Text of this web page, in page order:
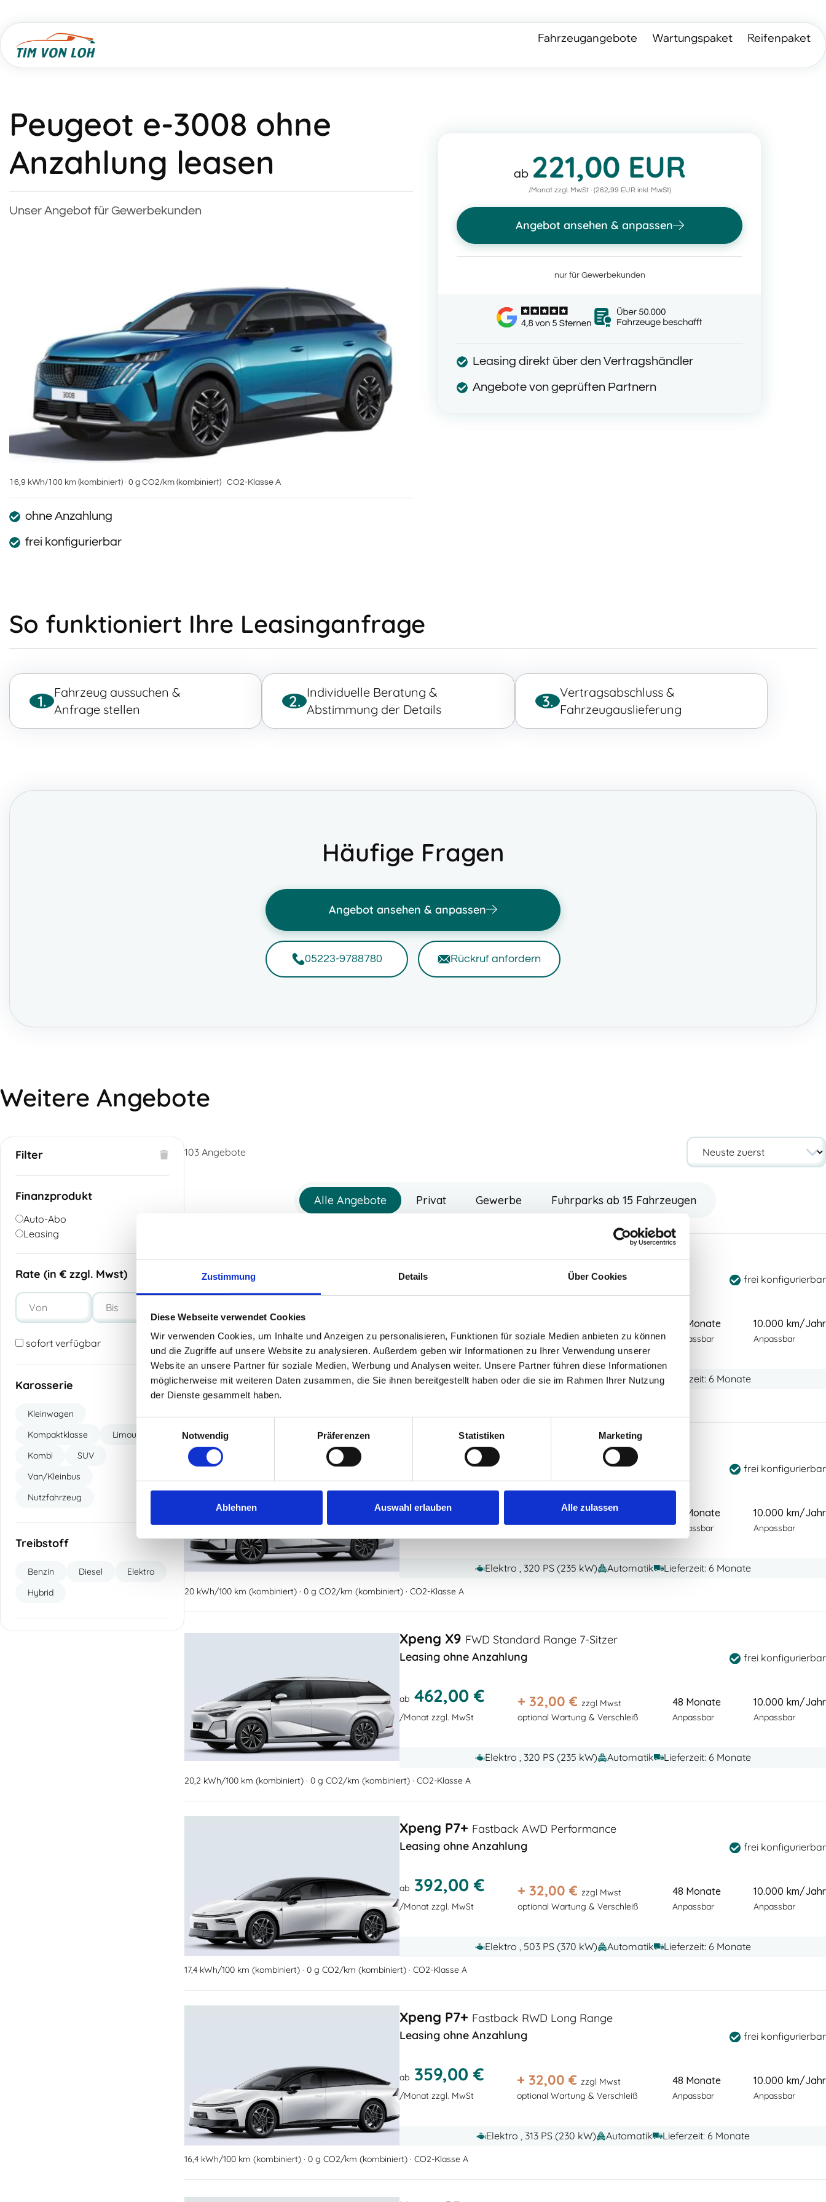
Zustimmung Details Über Cookies
Diese Webseite verwendet Cookies
Wir verwenden Cookies, um Inhalte und Anzeigen zu personalisieren, Funktionen für soziale Medien anbieten zu können
und die Zugriffe auf unsere Website zu analysieren. Außerdem geben wir Informationen zu Ihrer Verwendung unserer
Website an unsere Partner für soziale Medien, Werbung und Analysen weiter. Unsere Partner führen diese Informationen
möglicherweise mit weiteren Daten zusammen, die Sie ihnen bereitgestellt haben oder die sie im Rahmen Ihrer Nutzung
der Dienste gesammelt haben.
Notwendig
Präferenzen Statistiken Marketing
Ablehnen Auswahl erlauben Alle zulassen
Fahrzeugangebote Wartungspaket Reifenpaket
Peugeot e-3008 ohne
Anzahlung leasen
Unser Angebot für Gewerbekunden
ab 221,00 EUR
/Monat zzgl. MwSt · (262,99 EUR inkl. MwSt)
Angebot ansehen & anpassen
nur für Gewerbekunden
Leasing direkt über den Vertragshändler
Angebote von geprüften Partnern
16,9 kWh/100 km (kombiniert) · 0 g CO2/km (kombiniert) · CO2-Klasse A
ohne Anzahlung
frei konfigurierbar
So funktioniert Ihre Leasinganfrage
1. Fahrzeug aussuchen &
Anfrage stellen
2. Individuelle Beratung &
Abstimmung der Details
3. Vertragsabschluss &
Fahrzeugauslieferung
Häufige Fragen
Angebot ansehen & anpassen
05223-9788780 Rückruf anfordern
Weitere Angebote
Filter
Finanzprodukt
Auto-Abo
Leasing
Rate (in € zzgl. Mwst)
sofort verfügbar
Karosserie
Kleinwagen
Kompaktklasse
Limousine
Kombi
SUV
Van/Kleinbus
Nutzfahrzeug
Treibstoff
Benzin Diesel
Elektro
Hybrid
103 Angebote
Alle Angebote Privat Gewerbe Fuhrparks ab 15 Fahrzeugen
Xpeng X9AWD Performance 7-Sitzer
Leasing ohne Anzahlung
frei konfigurierbar
/Monat zzgl. MwSt
optional Wartung & Verschleiß
48 Monate
Anpassbar
10.000 km/Jahr
Anpassbar
Elektro , 503 PS (370 kW) Automatik Lieferzeit: 6 Monate
20 kWh/100 km (kombiniert) · 0 g CO2/km (kombiniert) · CO2-Klasse A
FWD Long Range 7-Sitzer
Leasing ohne Anzahlung
frei konfigurierbar
ab491,00 €
/Monat zzgl. MwSt
32,00€ zzgl Mwst
optional Wartung & Verschleiß
48 Monate
Anpassbar
10.000 km/Jahr
Anpassbar
Elektro , 320 PS (235 kW) Automatik Lieferzeit: 6 Monate
20 kWh/100 km (kombiniert) · 0 g CO2/km (kombiniert) · CO2-Klasse A
Xpeng X9 FWD Standard Range 7-Sitzer
Leasing ohne Anzahlung
frei konfigurierbar
ab 462,00 €
/Monat zzgl. MwSt
+ 32,00 € zzgl Mwst
optional Wartung & Verschleiß
48 Monate
Anpassbar
10.000 km/Jahr
Anpassbar
Elektro , 320 PS (235 kW) Automatik Lieferzeit: 6 Monate
20,2 kWh/100 km (kombiniert) · 0 g CO2/km (kombiniert) · CO2-Klasse A
Xpeng P7+ Fastback AWD Performance
Leasing ohne Anzahlung
frei konfigurierbar
ab 392,00 €
/Monat zzgl. MwSt
+ 32,00 € zzgl Mwst
optional Wartung & Verschleiß
48 Monate
Anpassbar
10.000 km/Jahr
Anpassbar
Elektro , 503 PS (370 kW) Automatik Lieferzeit: 6 Monate
17,4 kWh/100 km (kombiniert) · 0 g CO2/km (kombiniert) · CO2-Klasse A
Xpeng P7+ Fastback RWD Long Range
Leasing ohne Anzahlung
frei konfigurierbar
ab 359,00 €
/Monat zzgl. MwSt
+ 32,00 € zzgl Mwst
optional Wartung & Verschleiß
48 Monate
Anpassbar
10.000 km/Jahr
Anpassbar
Elektro , 313 PS (230 kW) Automatik Lieferzeit: 6 Monate
16,4 kWh/100 km (kombiniert) · 0 g CO2/km (kombiniert) · CO2-Klasse A